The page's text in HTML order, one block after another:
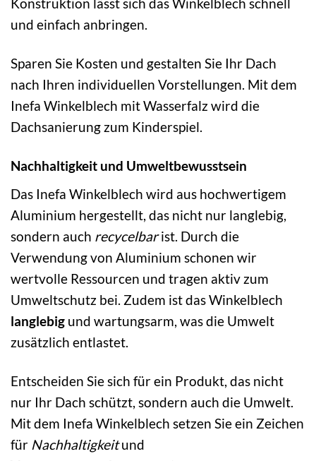
und einfach anbringen.
Sparen Sie Kosten und gestalten Sie Ihr Dach
nach Ihren individuellen Vorstellungen. Mit dem
Inefa Winkelblech mit Wasserfalz wird die
Dachsanierung zum Kinderspiel.
Nachhaltigkeit und Umweltbewusstsein
Das Inefa Winkelblech wird aus hochwertigem
Aluminium hergestellt, das nicht nur langlebig,
sondern auch recycelbarist. Durch die
Verwendung von Aluminium schonen wir
wertvolle Ressourcen und tragen aktiv zum
Umweltschutz bei. Zudem ist das Winkelblech
langlebig und wartungsarm, was die Umwelt
zusätzlich entlastet.
Entscheiden Sie sich für ein Produkt, das nicht
nur Ihr Dach schützt, sondern auch die Umwelt.
Mit dem Inefa Winkelblech setzen Sie ein Zeichen
für Nachhaltigkeitund